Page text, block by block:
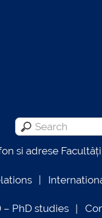
si adrese Facultăți
– PhD studies